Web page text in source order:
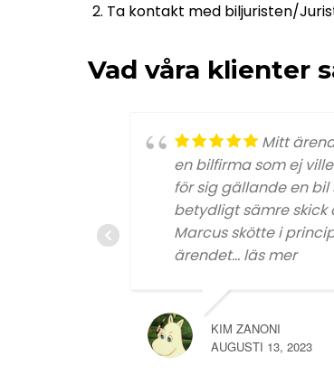
2. Ta kontakt med biljuristen/
Vad våra klienter
Mitt
en bilfirma som ej
för sig gällande en bil
betydligt sämre skick
Marcus skötte i
ärendet... läs mer
KIM ZANONI
AUGUSTI 13, 2023